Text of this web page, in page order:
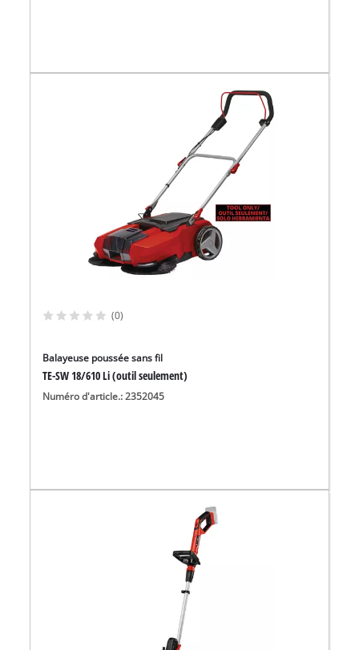
(0)
Balayeuse poussée sans fil
TE-SW 18/610 Li (outil seulement)
Numéro d'article.: 2352045